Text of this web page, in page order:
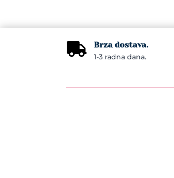
 Brza dostava.
1-3 radna dana.